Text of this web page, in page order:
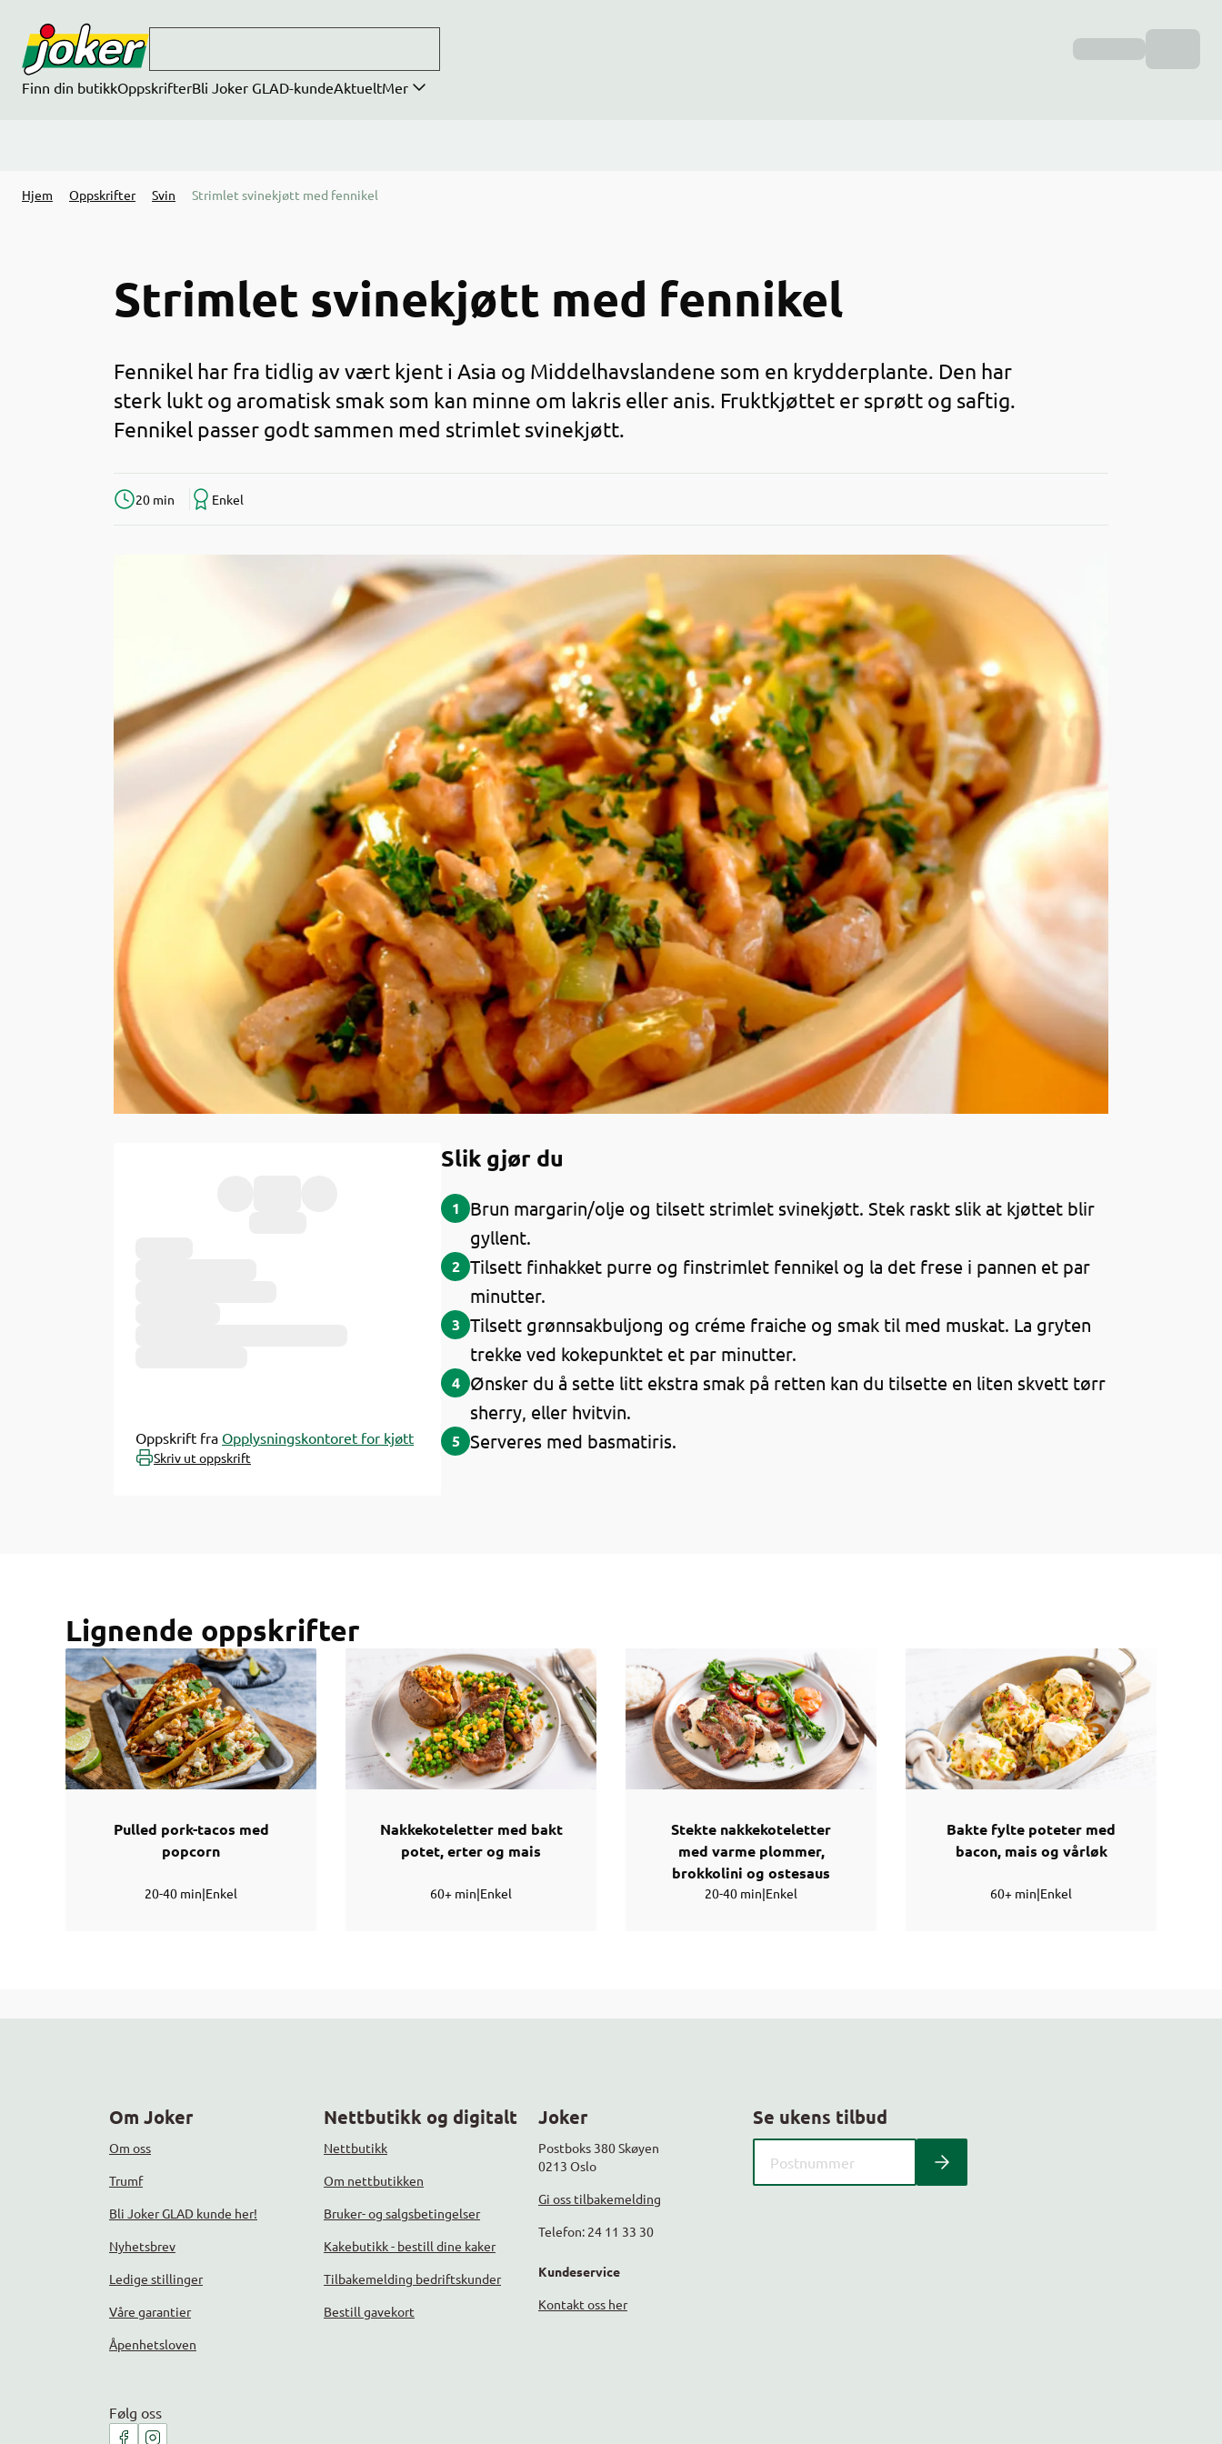
Finn din butikkOppskrifterBli Joker GLAD-kundeAktueltMer
Hjem Oppskrifter Svin Strimlet svinekjøtt med fennikel
Strimlet svinekjøtt med fennikel
Fennikel har fra tidlig av vært kjent i Asia og Middelhavslandene som en krydderplante. Den har
sterk lukt og aromatisk smak som kan minne om lakris eller anis. Fruktkjøttet er sprøtt og saftig.
Fennikel passer godt sammen med strimlet svinekjøtt.
20 min Enkel
Oppskrift fra Opplysningskontoret for kjøtt
Skriv ut oppskrift
Slik gjør du
1
Brun margarin/olje og tilsett strimlet svinekjøtt. Stek raskt slik at kjøttet blir
gyllent.
2 Tilsett finhakket purre og finstrimlet fennikel og la det frese i pannen et par
minutter.
3 Tilsett grønnsakbuljong og créme fraiche og smak til med muskat. La gryten
trekke ved kokepunktet et par minutter.
4 Ønsker du å sette litt ekstra smak på retten kan du tilsette en liten skvett tørr
sherry, eller hvitvin.
5 Serveres med basmatiris.
Lignende oppskrifter
Pulled pork-tacos med
popcorn
20-40 min|Enkel
Nakkekoteletter med bakt
potet, erter og mais
60+ min|Enkel
Stekte nakkekoteletter
med varme plommer,
brokkolini og ostesaus
20-40 min|Enkel
Bakte fylte poteter med
bacon, mais og vårløk
60+ min|Enkel
Om Joker
Om oss
Trumf
Bli Joker GLAD kunde her!
Nyhetsbrev
Ledige stillinger
Våre garantier
Åpenhetsloven
Nettbutikk og digitalt
Nettbutikk
Om nettbutikken
Bruker- og salgsbetingelser
Kakebutikk - bestill dine kaker
Tilbakemelding bedriftskunder
Bestill gavekort
Joker
Postboks 380 Skøyen
0213 Oslo
Gi oss tilbakemelding
Telefon: 24 11 33 30
Kundeservice
Kontakt oss her
Se ukens tilbud
Følg oss